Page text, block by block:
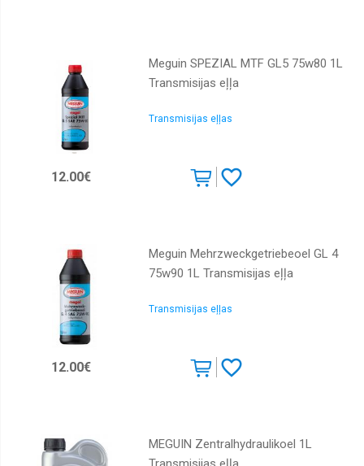
Meguin SPEZIAL MTF GL5 75w80 1L
Transmisijas eļļa
Transmisijas eļļas
12.00€
Meguin Mehrzweckgetriebeoel GL 4
75w90 1L Transmisijas eļļa
Transmisijas eļļas
12.00€
MEGUIN Zentralhydraulikoel 1L